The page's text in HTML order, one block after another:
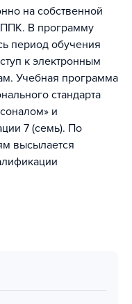
на собственной
В программу
период обучения
к электронным
Учебная программа
стандарта
и
7 (семь). По
высылается